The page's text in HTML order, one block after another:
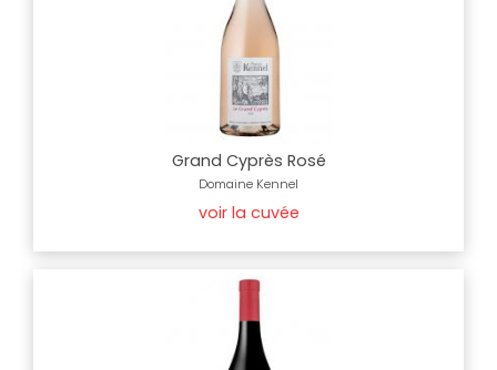
Grand Cyprès Rosé
Domaine Kennel
voir la cuvée